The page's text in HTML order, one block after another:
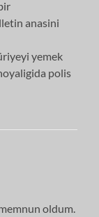
anasini
yemek
polis
oldum.